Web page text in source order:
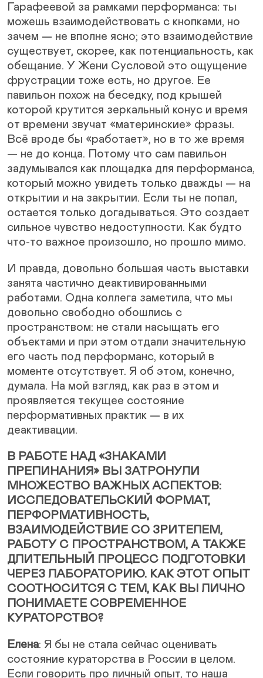
Гарафеевой за рамками перформанса: ты
можешь взаимодействовать с кнопками, но
зачем — не вполне ясно; это взаимодействие
существует, скорее, как потенциальность, как
обещание. У Жени Сусловой это ощущение
фрустрации тоже есть, но другое. Ее
павильон похож на беседку, под крышей
которой крутится зеркальный конус и время
от времени звучат «материнские» фразы.
Всё вроде бы «работает», но в то же время
— не до конца. Потому что сам павильон
задумывался как площадка для перформанса,
который можно увидеть только дважды — на
открытии и на закрытии. Если ты не попал,
остается только догадываться. Это создает
сильное чувство недоступности. Как будто
что-то важное произошло, но прошло мимо.
И правда, довольно большая часть выставки
занята частично деактивированными
работами. Одна коллега заметила, что мы
довольно свободно обошлись с
пространством: не стали насыщать его
объектами и при этом отдали значительную
его часть под перформанс, который в
моменте отсутствует. Я об этом, конечно,
думала. На мой взгляд, как раз в этом и
проявляется текущее состояние
перформативных практик — в их
деактивации.
В РАБОТЕ НАД «ЗНАКАМИ
ПРЕПИНАНИЯ» ВЫ ЗАТРОНУЛИ
МНОЖЕСТВО ВАЖНЫХ АСПЕКТОВ:
ИССЛЕДОВАТЕЛЬСКИЙ ФОРМАТ,
ПЕРФОРМАТИВНОСТЬ,
ВЗАИМОДЕЙСТВИЕ СО ЗРИТЕЛЕМ,
РАБОТУ С ПРОСТРАНСТВОМ, А ТАКЖЕ
ДЛИТЕЛЬНЫЙ ПРОЦЕСС ПОДГОТОВКИ
ЧЕРЕЗ ЛАБОРАТОРИЮ. КАК ЭТОТ ОПЫТ
СООТНОСИТСЯ С ТЕМ, КАК ВЫ ЛИЧНО
ПОНИМАЕТЕ СОВРЕМЕННОЕ
КУРАТОРСТВО?
Елена: Я бы не стала сейчас оценивать
состояние кураторства в России в целом.
Если говорить про личный опыт, то наша